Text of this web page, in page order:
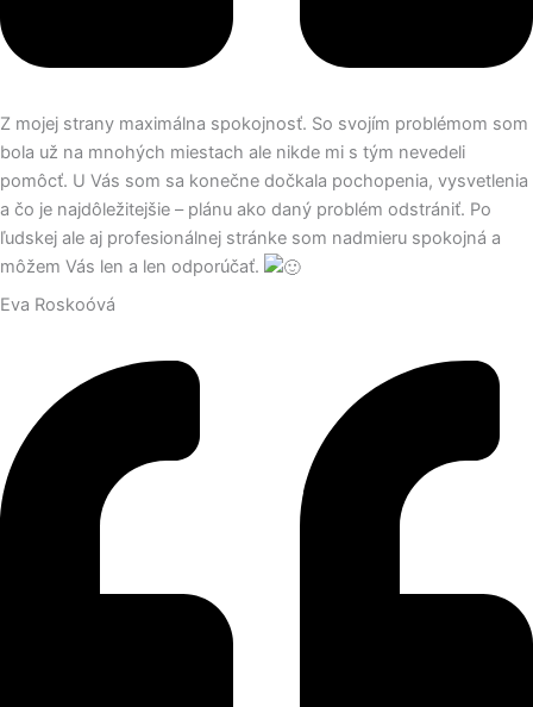
Z mojej strany maximálna spokojnosť. So svojím problémom som
bola už na mnohých miestach ale nikde mi s tým nevedeli
pomôcť. U Vás som sa konečne dočkala pochopenia, vysvetlenia
a čo je najdôležitejšie – plánu ako daný problém odstrániť. Po
ľudskej ale aj profesionálnej stránke som nadmieru spokojná a
môžem Vás len a len odporúčať.
Eva Roskoóvá